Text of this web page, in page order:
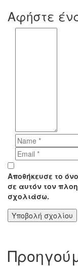
Αφήστε
Αποθήκευσε το
σε αυτόν τον
σχολιάσω.